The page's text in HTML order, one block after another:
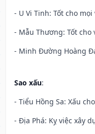
- U Vi Tinh: Tốt cho mọi
- Mẫu Thương: Tốt
- Minh Đường Hoàng
Sao xấu:
- Tiểu Hồng Sa: Xấu
- Địa Phá: Kỵ việc xây